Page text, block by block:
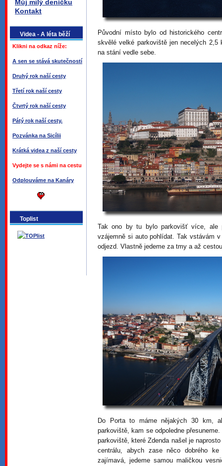
Můj milý deníčku
Kontakt
Videa - A léta běží
Klikni na odkaz níže:
A sen se stává skutečností
Druhý rok naší cesty
Třetí rok naší cesty
Čtvrtý rok naší cesty
Pátý rok naší cesty.
Pozvánka na Sicílii
Krátká videa z naší cesty
Vydejte se s námi na cestu
Odplouváme na Kanáry
Toplist
Původní místo bylo od historického
skvělé velké parkoviště jen necelých
na stání vedle sebe.
Tak ono by tu bylo parkovišť více, ale
vzájemně si auto pohlídat. Tak vstávám
odjezd. Vlastně jedeme za tmy a až
Do Porta to máme nějakých 30 km,
parkoviště, kam se odpoledne
parkoviště, které Zdenda našel je
centrálu, abych zase něco dobrého
zajímavá, jedeme samou maličkou